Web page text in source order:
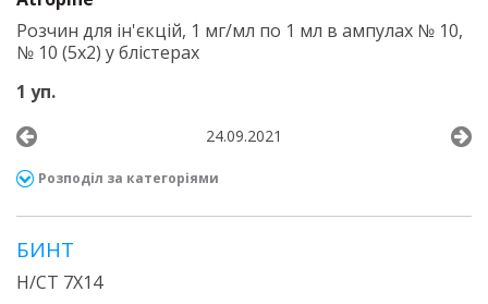
Розчин для ін'єкцій, 1 мг/мл по 1 мл в ампулах № 10,
№ 10 (5х2) у блістерах
1 уп.
24.09.2021
Розподіл за категоріями
БИНТ
Н/СТ 7Х14